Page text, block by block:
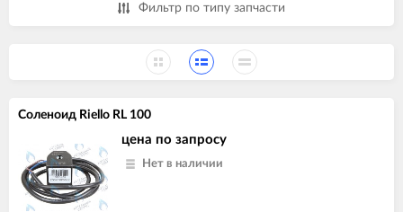
Фильтр по типу запчасти
Соленоид Riello RL 100
цена по запросу
Нет в наличии